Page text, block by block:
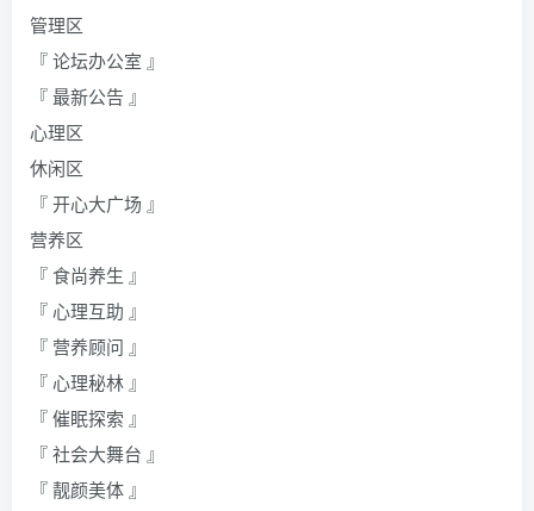
管理区
『 论坛办公室 』
『 最新公告 』
心理区
休闲区
『 开心大广场 』
营养区
『 食尚养生 』
『 心理互助 』
『 营养顾问 』
『 心理秘林 』
『 催眠探索 』
『 社会大舞台 』
『 靓颜美体 』